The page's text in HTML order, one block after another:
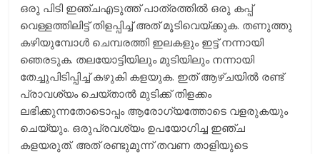
ഒരു പിടി ഇഞ്ചഎടുത്ത് പാത്രത്തില്‍ ഒരു കപ്പ്
വെള്ളത്തിലിട്ട് തിളപ്പിച്ച് അത് മൂടിവെയ്ക്കുക. തണുത്തു
കഴിയുമ്പോള്‍ ചെമ്പരത്തി ഇലകളും ഇട്ട് നന്നായി
ഞെരടുക. തലയോട്ടിയിലും മുടിയിലും നന്നായി
തേച്ചുപിടിപ്പിച്ച് കഴുകി കളയുക. ഇത് ആഴ്ചയില്‍ രണ്ട്
പ്രാവശ്യം ചെയ്താല്‍ മുടിക്ക് തിളക്കം
ലഭിക്കുന്നതോടൊപ്പം ആരോഗ്യത്തോടെ വളരുകയും
ചെയ്യും. ഒരുപ്രവശ്യം ഉപയോഗിച്ച ഇഞ്ച
കളയരുത്. അത് രണ്ടുമൂന്ന് തവണ താളിയുടെ